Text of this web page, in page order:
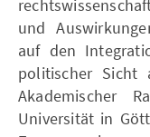
und
auf den
politischer Sicht
Akademischer
Universität in